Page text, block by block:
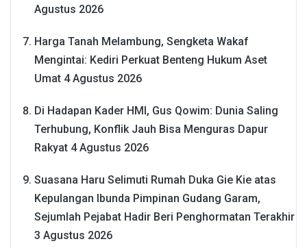
Agustus 2026
Harga Tanah Melambung, Sengketa Wakaf
Mengintai: Kediri Perkuat Benteng Hukum Aset
Umat 4 Agustus 2026
Di Hadapan Kader HMI, Gus Qowim: Dunia Saling
Terhubung, Konflik Jauh Bisa Menguras Dapur
Rakyat 4 Agustus 2026
Suasana Haru Selimuti Rumah Duka Gie Kie atas
Kepulangan Ibunda Pimpinan Gudang Garam,
Sejumlah Pejabat Hadir Beri Penghormatan Terakhir
3 Agustus 2026